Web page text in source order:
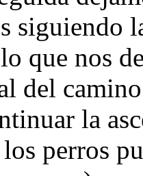
siguiendo
que nos
del
la
perros